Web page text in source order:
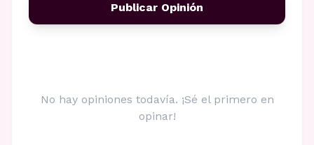
Publicar Opinión
No hay opiniones todavía. ¡Sé el primero en
opinar!